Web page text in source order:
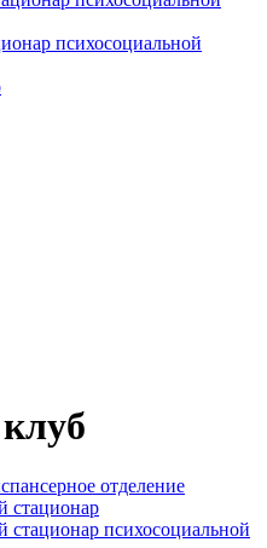
психосоциальной
отделение
стационар
стационар психосоциальной